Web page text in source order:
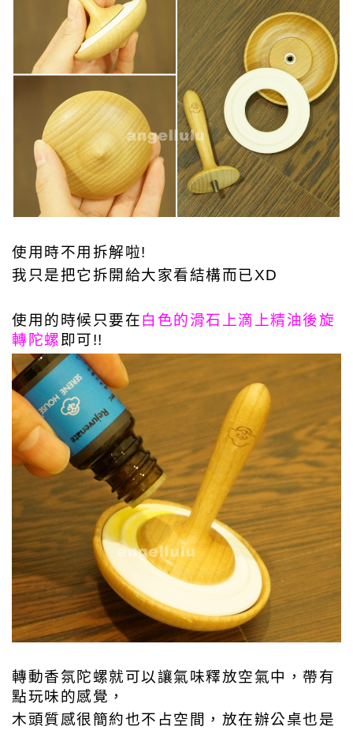
使用時不用拆解啦!
我只是把它拆開給大家看結構而已XD
使用的時候只要在白色的滑石上滴上精油後旋
轉陀螺即可!!
轉動香氛陀螺就可以讓氣味釋放空氣中，帶有
點玩味的感覺，
木頭質感很簡約也不占空間， 放在辦公桌也是